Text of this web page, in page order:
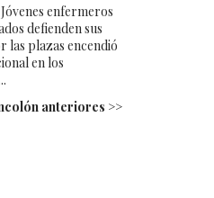
enfermeros
defienden sus
las plazas encendió
en los
anteriores >>